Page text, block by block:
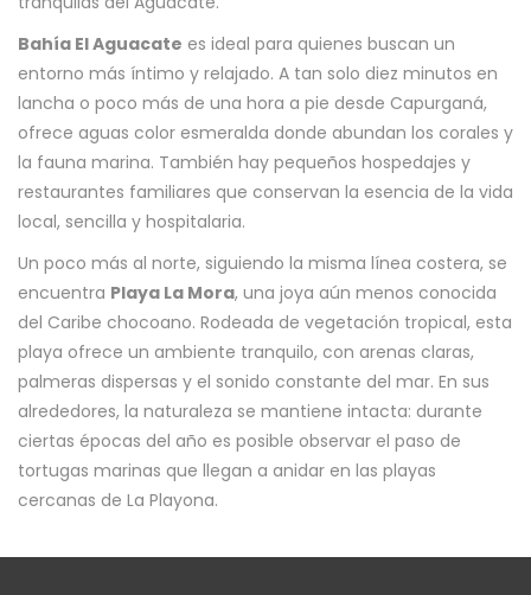
Bahía El Aguacate es ideal para quienes buscan un
entorno más íntimo y relajado. A tan solo diez minutos en
lancha o poco más de una hora a pie desde Capurganá,
ofrece aguas color esmeralda donde abundan los corales y
la fauna marina. También hay pequeños hospedajes y
restaurantes familiares que conservan la esencia de la vida
local, sencilla y hospitalaria.
Un poco más al norte, siguiendo la misma línea costera, se
encuentra Playa La Mora, una joya aún menos conocida
del Caribe chocoano. Rodeada de vegetación tropical, esta
playa ofrece un ambiente tranquilo, con arenas claras,
palmeras dispersas y el sonido constante del mar. En sus
alrededores, la naturaleza se mantiene intacta: durante
ciertas épocas del año es posible observar el paso de
tortugas marinas que llegan a anidar en las playas
cercanas de La Playona.